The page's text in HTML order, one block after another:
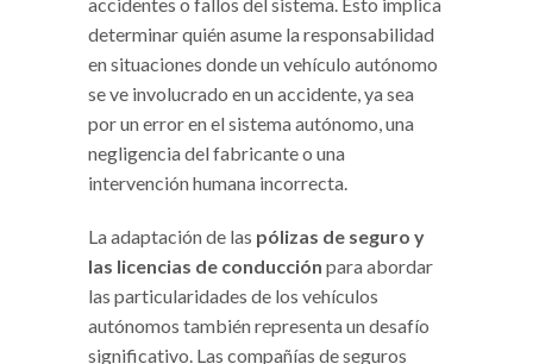
determinar quién asume la responsabilidad
en situaciones donde un vehículo autónomo
se ve involucrado en un accidente, ya sea
por un error en el sistema autónomo, una
negligencia del fabricante o una
intervención humana incorrecta.
La adaptación de las pólizas de seguro y
las licencias de conducción para abordar
las particularidades de los vehículos
autónomos también representa un desafío
significativo. Las compañías de seguros